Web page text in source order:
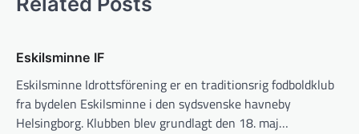
Eskilsminne IF
Eskilsminne Idrottsförening er en traditionsrig fodboldklub
fra bydelen Eskilsminne i den sydsvenske havneby
Helsingborg. Klubben blev grundlagt den 18. maj…